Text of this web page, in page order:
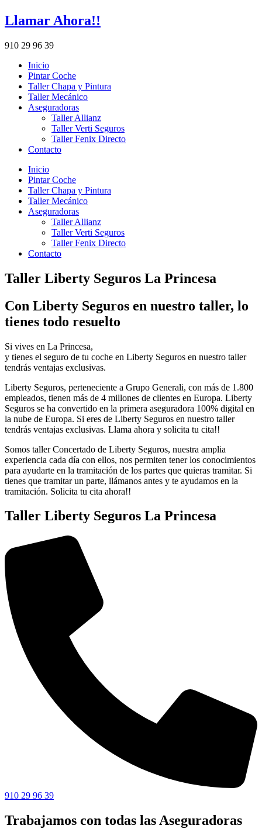
Llamar Ahora!!
910 29 96 39
Inicio
Pintar Coche
Taller Chapa y Pintura
Taller Mecánico
Aseguradoras
Taller Allianz
Taller Verti Seguros
Taller Fenix Directo
Contacto
Inicio
Pintar Coche
Taller Chapa y Pintura
Taller Mecánico
Aseguradoras
Taller Allianz
Taller Verti Seguros
Taller Fenix Directo
Contacto
Taller Liberty Seguros La Princesa
Con Liberty Seguros en nuestro taller, lo
tienes todo resuelto
Si vives en La Princesa,
y tienes el seguro de tu coche en Liberty Seguros en nuestro taller
tendrás ventajas exclusivas.
Liberty Seguros, perteneciente a Grupo Generali, con más de 1.800
empleados, tienen más de 4 millones de clientes en Europa. Liberty
Seguros se ha convertido en la primera aseguradora 100% digital en
la nube de Europa. Si eres de Liberty Seguros en nuestro taller
tendrás ventajas exclusivas. Llama ahora y solicita tu cita!!
Somos taller Concertado de Liberty Seguros, nuestra amplia
experiencia cada día con ellos, nos permiten tener los conocimientos
para ayudarte en la tramitación de los partes que quieras tramitar. Si
tienes que tramitar un parte, llámanos antes y te ayudamos en la
tramitación. Solicita tu cita ahora!!
Taller Liberty Seguros La Princesa
910 29 96 39
Trabajamos con todas las Aseguradoras